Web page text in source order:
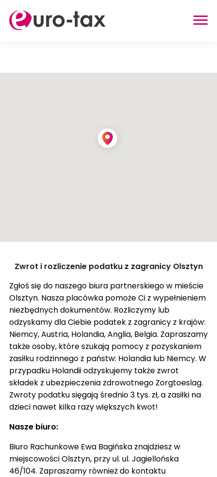
KROK PO KROKU
FAQ
SŁOWNIK
O NAS
KARIERA
DLA FIRM
BLOG
KONTAKT
Pokaż trasę
Zwrot i rozliczenie podatku z zagranicy Olsztyn
Zgłoś się do naszego biura partnerskiego w mieście
Olsztyn. Nasza placówka pomoże Ci z wypełnieniem
niezbędnych dokumentów. Rozliczymy lub
odzyskamy dla Ciebie podatek z zagranicy z krajów:
Niemcy, Austria, Holandia, Anglia, Belgia. Zapraszamy
także osoby, które szukają pomocy z pozyskaniem
zasiłku rodzinnego z państw: Holandia lub Niemcy. W
przypadku Holandii odzyskujemy także zwrot
składek z ubezpieczenia zdrowotnego Zorgtoeslag.
Zwroty podatku sięgają średnio 3 tys. zł, a zasiłki na
dzieci nawet kilka razy większych kwot!
Nasze biuro:
Biuro Rachunkowe Ewa Bagińska znajdziesz w
miejscowości Olsztyn, przy ul. ul. Jagiellońska
46/104. Zapraszamy również do kontaktu